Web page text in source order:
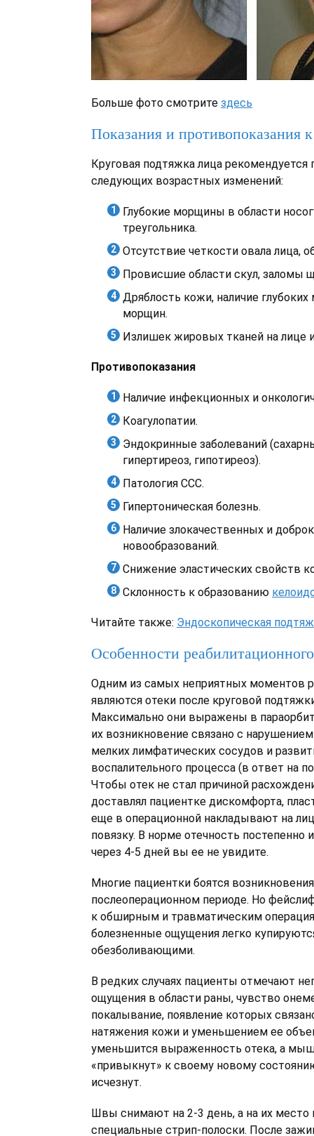
Больше фото смотрите здесь
Показания и противопоказания
Круговая подтяжка лица рекомендуется
следующих возрастных изменений:
Глубокие морщины в области
треугольника.
Отсутствие четкости овала лица,
Провисшие области скул, заломы
Дряблость кожи, наличие
морщин.
Излишек жировых тканей на лице
Противопоказания
Наличие инфекционных и
Коагулопатии.
Эндокринные заболеваний
гипертиреоз, гипотиреоз).
Патология ССС.
Гипертоническая болезнь.
Наличие злокачественных и
новообразований.
Снижение эластических свойств
Склонность к образованию
Читайте также: Эндоскопическая
Особенности
Одним из самых неприятных моментов
являются отеки после круговой
Максимально они выражены в
их возникновение связано с
мелких лимфатических сосудов и
воспалительного процесса (в ответ на
Чтобы отек не стал причиной
доставлял пациентке дискомфорта,
еще в операционной накладывают на
повязку. В норме отечность постепенно
через 4-5 дней вы ее не увидите.
Многие пациентки боятся
послеоперационном периоде. Но
к обширным и травматическим
болезненные ощущения легко
обезболивающими.
В редких случаях пациенты отмечают
ощущения в области раны, чувство
покалывание, появление которых
натяжения кожи и уменьшением ее
уменьшится выраженность отека, а
«привыкнут» к своему новому
исчезнут.
Швы снимают на 2-3 день, а на их место
специальные стрип-полоски. После